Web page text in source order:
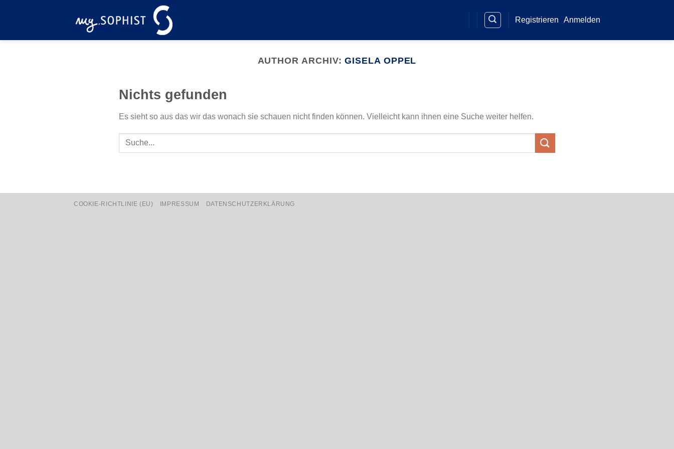
Registrieren Anmelden
AUTHOR ARCHIV:GISELA OPPEL
Nichts gefunden
Es sieht so aus das wir das wonach sie schauen nicht finden können. Vielleicht kann ihnen eine Suche weiter helfen.
COOKIE-RICHTLINIE (EU) IMPRESSUM DATENSCHUTZERKLÄRUNG